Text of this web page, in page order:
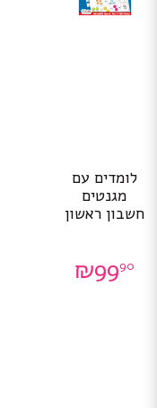
לומדים עם
מגנטים
חשבון ראשון
₪9990